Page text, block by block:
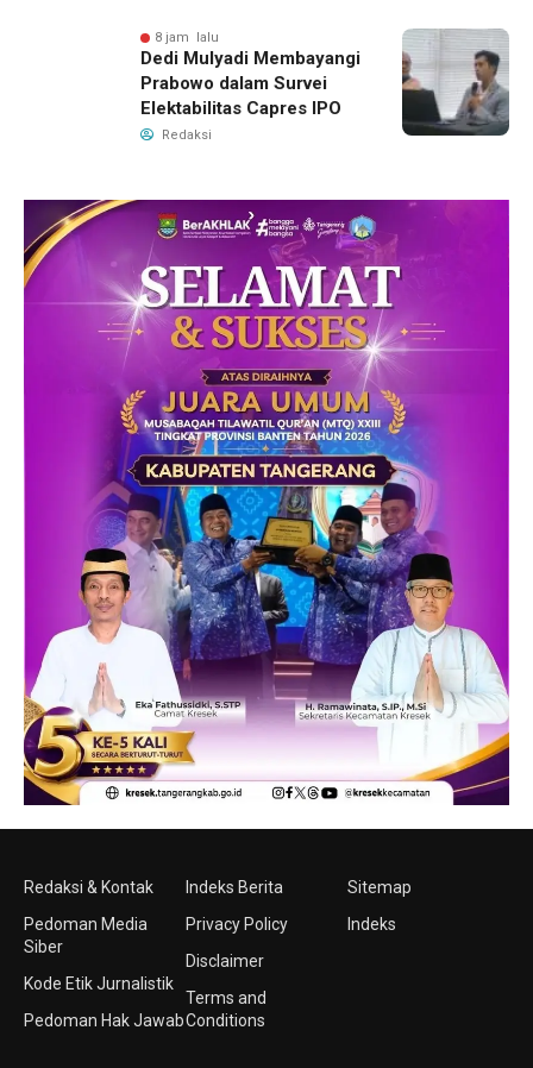
8 jam lalu
Dedi Mulyadi Membayangi
Prabowo dalam Survei
Elektabilitas Capres IPO
Redaksi
Redaksi & Kontak
Pedoman Media
Siber
Kode Etik Jurnalistik
Pedoman Hak Jawab
Indeks Berita
Privacy Policy
Disclaimer
Terms and
Conditions
Sitemap
Indeks